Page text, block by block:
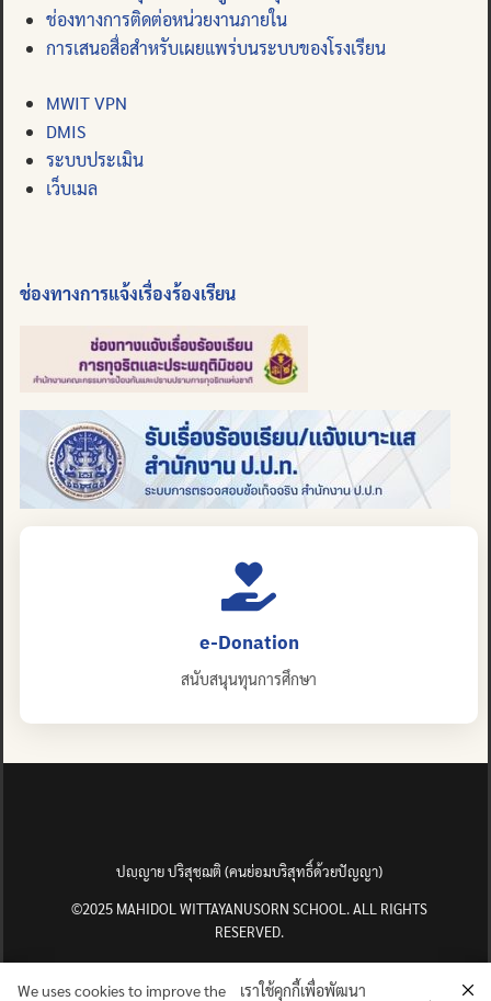
ช่องทางการติดต่อหน่วยงานภายใน
การเสนอสื่อสำหรับเผยแพร่บนระบบของโรงเรียน
MWIT VPN
DMIS
ระบบประเมิน
เว็บเมล
ช่องทางการแจ้งเรื่องร้องเรียน
e-Donation
สนับสนุนทุนการศึกษา
ปญฺญาย ปริสุชฺฌติ (คนย่อมบริสุทธิ์ด้วยปัญญา)
©2025 MAHIDOL WITTAYANUSORN SCHOOL. ALL RIGHTS
RESERVED.
We uses cookies to improve the เราใช้คุกกี้เพื่อพัฒนา